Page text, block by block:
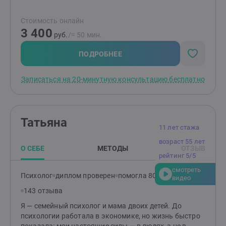
Параллельно прожила несколько личностных
кризисов, выйти из которых мне помогла личная
терапия. Возможность помочь людям в сложной
ситуации также, как когда-то помогли мне -
поддерживает меня и вдохновляет. Мой собственный
мне лучше понимать моих клиентов и эффективнее с
Стоимость онлайн
3 400 руб. /≈ 50 мин.
ПОДРОБНЕЕ
Записаться на 20-минутную консультацию бесплатно
11 лет стажа
возраст 55 лет
рейтинг 5/5
смотреть
видео
Татьяна
О СЕБЕ МЕТОДЫ
Психолог диплом проверен помогла 802 клиентам
143 отзыва
Я — семейный психолог и мама двоих детей. До
психологии работала в экономике, но жизнь быстро